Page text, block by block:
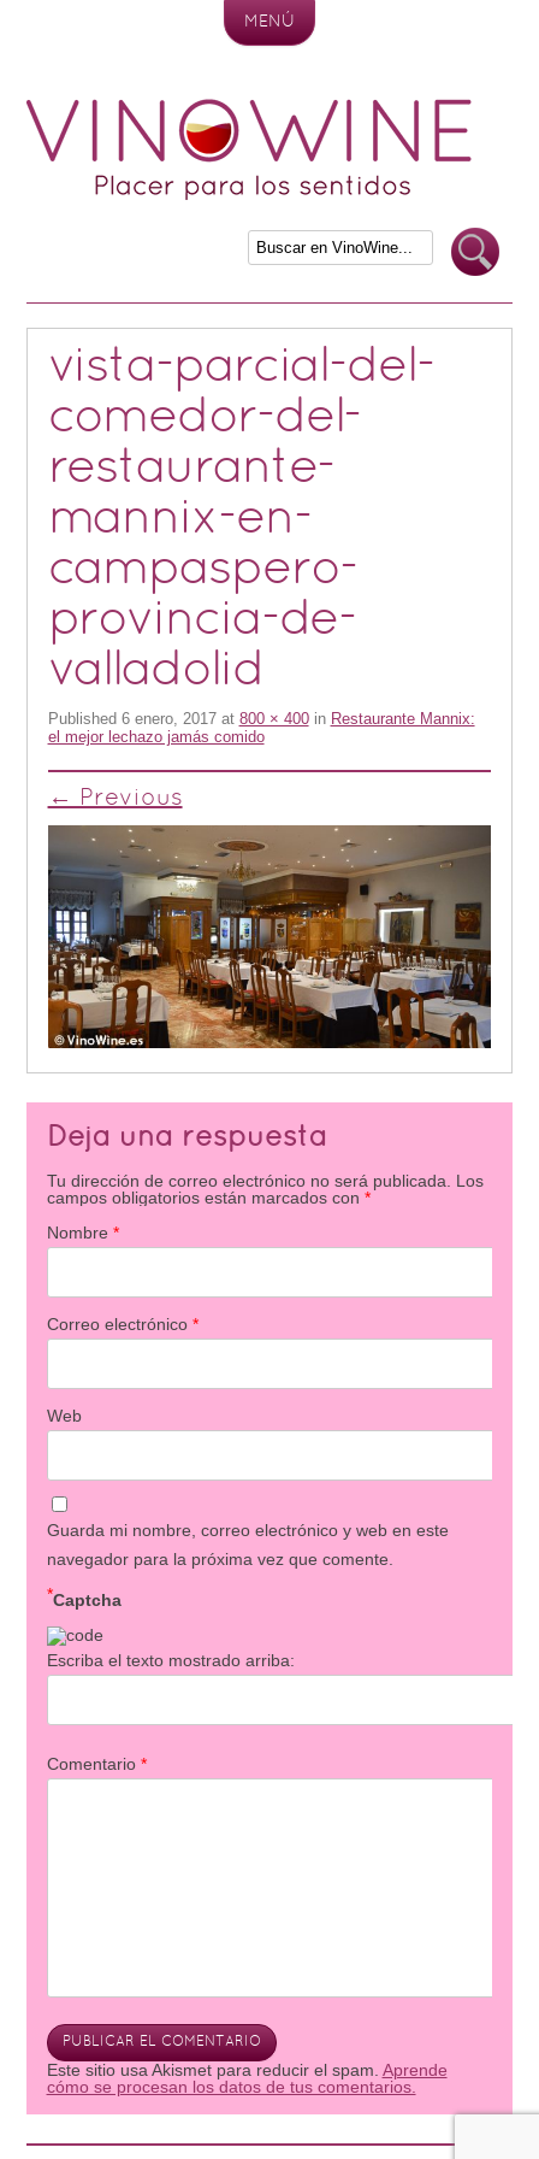
MENÚ
vista-parcial-del-
comedor-del-
restaurante-
mannix-en-
campaspero-
provincia-de-
valladolid
Published 6 enero, 2017at 800 × 400in Restaurante Mannix:
el mejor lechazo jamás comido
← Previous
Deja una respuesta
Tu dirección de correo electrónico no será publicada.
Los
campos obligatorios están marcados con *
Nombre *
Correo electrónico *
Web
Guarda mi nombre, correo electrónico y web en este
navegador para la próxima vez que comente.
Captcha
*
Escriba el texto mostrado arriba:
Comentario *
Este sitio usa Akismet para reducir el spam. Aprende
cómo se procesan los datos de tus comentarios.